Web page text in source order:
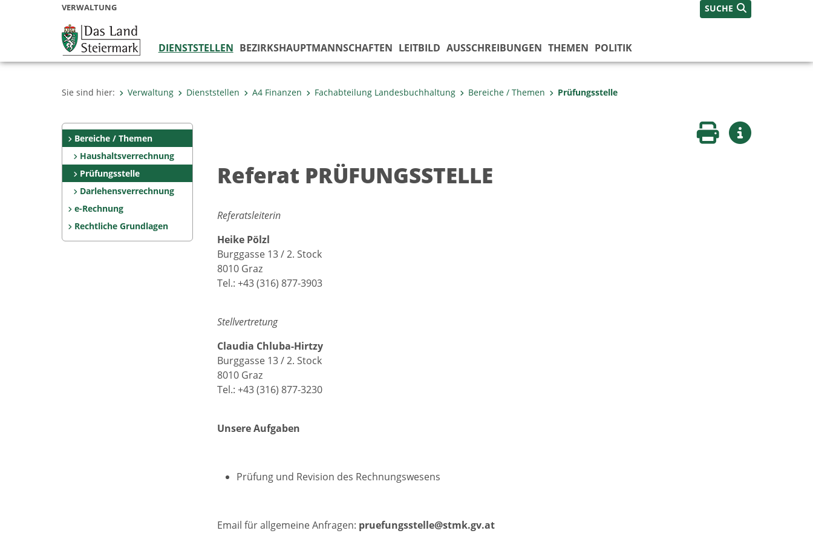
VERWALTUNG SUCHE
DIENSTSTELLEN BEZIRKS­HAUPTMANNSCHAFTEN LEITBILD AUSSCHREIBUNGEN THEMEN POLITIK
Sie sind hier: Verwaltung Dienststellen A4 Finanzen Fachabteilung Landesbuchhaltung Bereiche / Themen Prüfungsstelle
Bereiche / Themen
Haushaltsverrechnung
Prüfungsstelle
Darlehensverrechnung
e-Rechnung
Rechtliche Grundlagen
Seite druckenWeitere Infos
Referat PRÜFUNGSSTELLE
Referatsleiterin
Heike Pölzl
Burggasse 13 / 2. Stock
8010 Graz
Tel.: +43 (316) 877-3903
Stellvertretung
Claudia Chluba-Hirtzy
Burggasse 13 / 2. Stock
8010 Graz
Tel.: +43 (316) 877-3230
Unsere Aufgaben
Prüfung und Revision des Rechnungswesens
Email für allgemeine Anfragen: pruefungsstelle@stmk.gv.at